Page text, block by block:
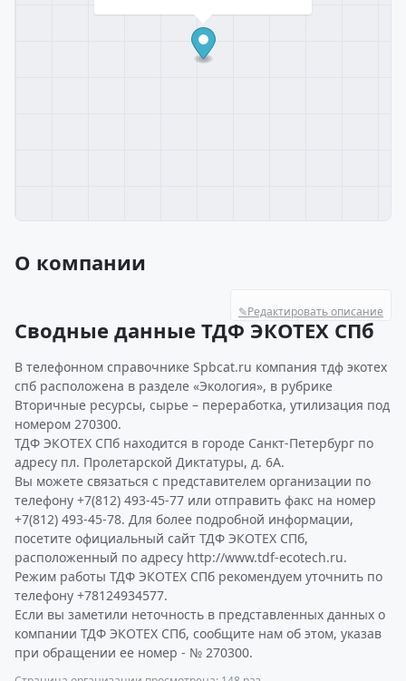
О компании
✎Редактировать описание
Сводные данные ТДФ ЭКОТЕХ СПб
В телефонном справочнике Spbcat.ru компания тдф экотех
спб расположена в разделе «Экология», в рубрике
Вторичные ресурсы, сырье – переработка, утилизация под
номером 270300.
ТДФ ЭКОТЕХ СПб находится в городе Санкт-Петербург по
адресу пл. Пролетарской Диктатуры, д. 6А.
Вы можете связаться с представителем организации по
телефону +7(812) 493-45-77 или отправить факс на номер
+7(812) 493-45-78. Для более подробной информации,
посетите официальный сайт ТДФ ЭКОТЕХ СПб,
расположенный по адресу http://www.tdf-ecotech.ru.
Режим работы ТДФ ЭКОТЕХ СПб рекомендуем уточнить по
телефону +78124934577.
Если вы заметили неточность в представленных данных о
компании ТДФ ЭКОТЕХ СПб, сообщите нам об этом, указав
при обращении ее номер - № 270300.